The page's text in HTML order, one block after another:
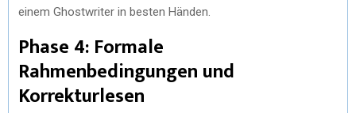
einem Ghostwriter in besten Händen.
Phase 4: Formale
Rahmenbedingungen und
Korrekturlesen